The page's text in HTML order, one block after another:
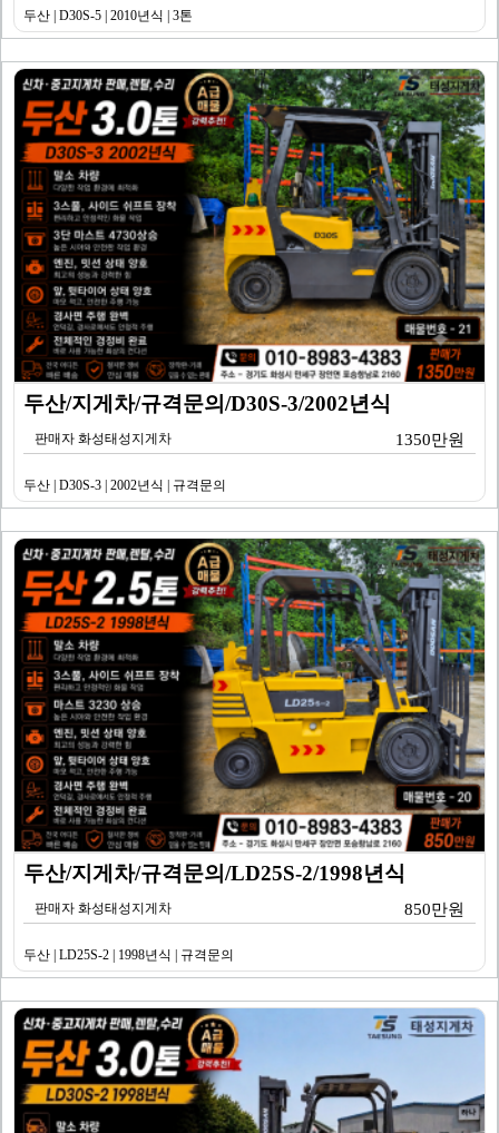
두산 | D30S-5 | 2010년식 | 3톤
두산/지게차/규격문의/D30S-3/2002년식
판매자 화성태성지게차 1350만원
두산 | D30S-3 | 2002년식 | 규격문의
두산/지게차/규격문의/LD25S-2/1998년식
판매자 화성태성지게차 850만원
두산 | LD25S-2 | 1998년식 | 규격문의